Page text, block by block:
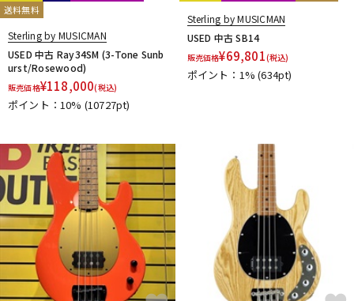
エフェクター
DJ機器 DTM
配信/ライブ機器 楽器アクセサリ
ヴィンテージ
送料無料
Sterling by MUSICMAN
USED 中古 Ray34SM (3-Tone Sunb
urst/Rosewood)
販売価格¥118,000(税込)
ポイント：10% (10727pt)
Sterling by MUSICMAN
USED 中古 SB14
販売価格¥69,801(税込)
ポイント：1%(634pt)